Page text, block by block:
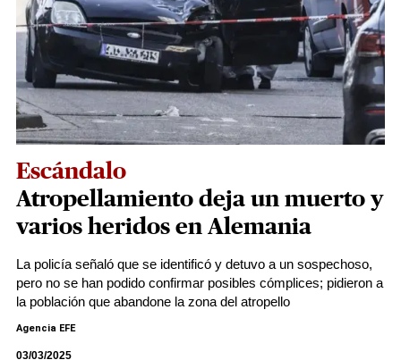
Escándalo
Atropellamiento deja un muerto y
varios heridos en Alemania
La policía señaló que se identificó y detuvo a un sospechoso,
pero no se han podido confirmar posibles cómplices; pidieron a
la población que abandone la zona del atropello
Agencia EFE
03/03/2025